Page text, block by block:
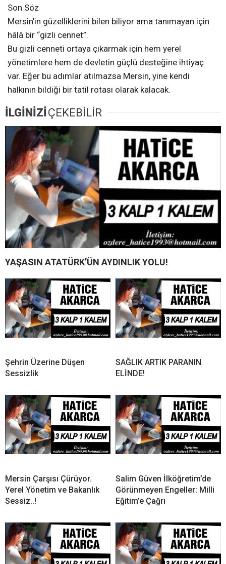
Son Söz
Mersin’in güzelliklerini bilen biliyor ama tanımayan için
hâlâ bir “gizli cennet”.
Bu gizli cenneti ortaya çıkarmak için hem yerel
yönetimlere hem de devletin güçlü desteğine ihtiyaç
var. Eğer bu adımlar atılmazsa Mersin, yine kendi
halkının bildiği bir tatil rotası olarak kalacak.
İLGİNİZİÇEKEBİLİR
YAŞASIN ATATÜRK’ÜN AYDINLIK YOLU!
Şehrin Üzerine Düşen
Sessizlik
SAĞLIK ARTIK PARANIN
ELİNDE!
Mersin Çarşısı Çürüyor.
Yerel Yönetim ve Bakanlık
Sessiz..!
Salim Güven İlköğretim’de
Görünmeyen Engeller: Milli
Eğitim’e Çağrı